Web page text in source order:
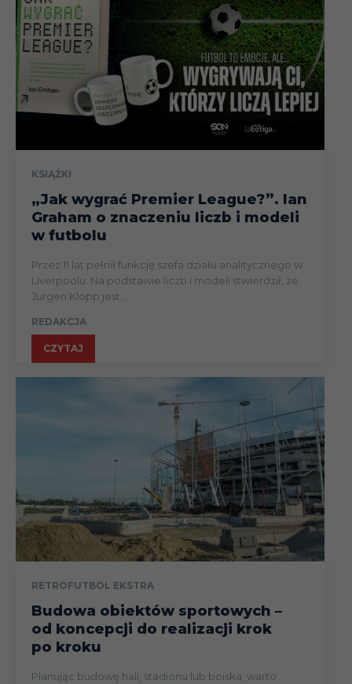
KSIĄŻKI
„Jak wygrać Premier League?”. Ian
Graham o znaczeniu liczb i modeli
w futbolu
Przez 11 lat pełnił funkcję szefa działu analitycznego w
Liverpoolu. Na podstawie liczb i modeli stwierdził, że
Jurgen Klopp jest...
REDAKCJA
CZYTAJ
RETROFUTBOL EKSTRA
Budowa obiektów sportowych –
od koncepcji do realizacji krok
po kroku
Planując budowę hali, stadionu lub boiska, warto